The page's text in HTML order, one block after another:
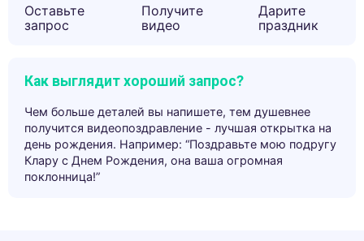
Оставьте
запрос
Получите
видео
Дарите
праздник
Как выглядит хороший запрос?
Чем больше деталей вы напишете, тем душевнее
получится видеопоздравление - лучшая открытка на
день рождения. Например: “Поздравьте мою подругу
Клару с Днем Рождения, она ваша огромная
поклонница!”